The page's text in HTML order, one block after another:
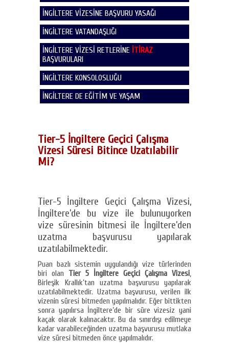
İNGİLTERE VİZESİNE BAŞVURU YASAĞI
İNGİLTERE VATANDAŞLIĞI
İNGİLTERE VİZESİ RETLERİNE İTİRAZ
BAŞVURULARI
İNGİLTERE KONSOLOSLUĞU
İNGİLTERE DE EĞİTİM VE YAŞAM
Tier-5 İngiltere Geçici Çalışma
Vizesi Süresi Bitince Uzatılabilir
Mi?
Tier-5 İngiltere Geçici Çalışma Vizesi,
İngiltere’de bu vize ile bulunuyorken
vize süresinin bitmesi ile İngiltere’den
uzatma başvurusu yapılarak
uzatılabilmektedir.
Puan bazlı sistemin uygulandığı vize türlerinden
biri olan Tier 5 İngiltere Geçici Çalışma Vizesi,
Birleşik Krallık’tan uzatma başvurusu yapılarak
uzatılabilmektedir. Uzatma başvurusu, verilen ilk
vizenin süresi bitmeden yapılmalıdır. Eğer bittikten
sonra yapılırsa İngiltere’de bir süre vizesiz yani
kaçak olarak kalınacaktır. Bu da sınırdışı edilmeye
kadar varabileceğinden uzatma başvurusu mutlaka
vize süresi bitmeden önce yapılmalıdır.